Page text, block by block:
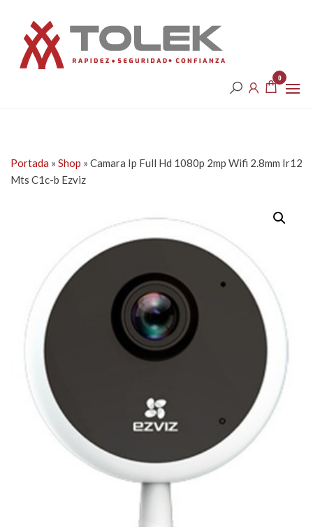
contenido
0
Portada » Shop » Camara Ip Full Hd 1080p 2mp Wifi 2.8mm Ir12
Mts C1c-b Ezviz